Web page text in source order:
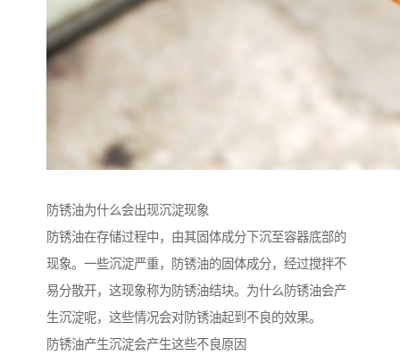
防锈油为什么会出现沉淀现象
防锈油在存储过程中，由其固体成分下沉至容器底部的
现象。一些沉淀严重，防锈油的固体成分，经过搅拌不
易分散开，这现象称为防锈油结块。为什么防锈油会产
生沉淀呢，这些情况会对防锈油起到不良的效果。
防锈油产生沉淀会产生这些不良原因